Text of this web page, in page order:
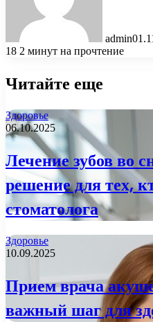
admin
18 2 минут на прочтение
Читайте еще
Здоровье
06.10.2025
Лечение зубов во
решение для тех,
стоматолога
Здоровье
10.09.2025
Прием врача
важный шаг для